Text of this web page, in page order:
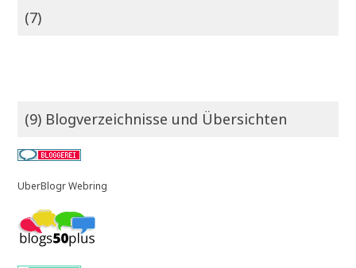
(7)
(9) Blogverzeichnisse und Übersichten
UberBlogr Webring